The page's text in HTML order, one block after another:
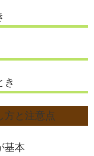
き
方と注意点
基本